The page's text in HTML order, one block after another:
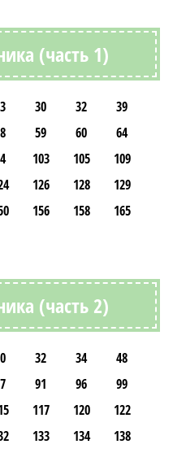
(часть 1)
30 32
39
59 60
64
103 105
109
126 128
129
156 158
165
(часть 2)
32 34
48
91 96
99
117 120
122
133 134
138